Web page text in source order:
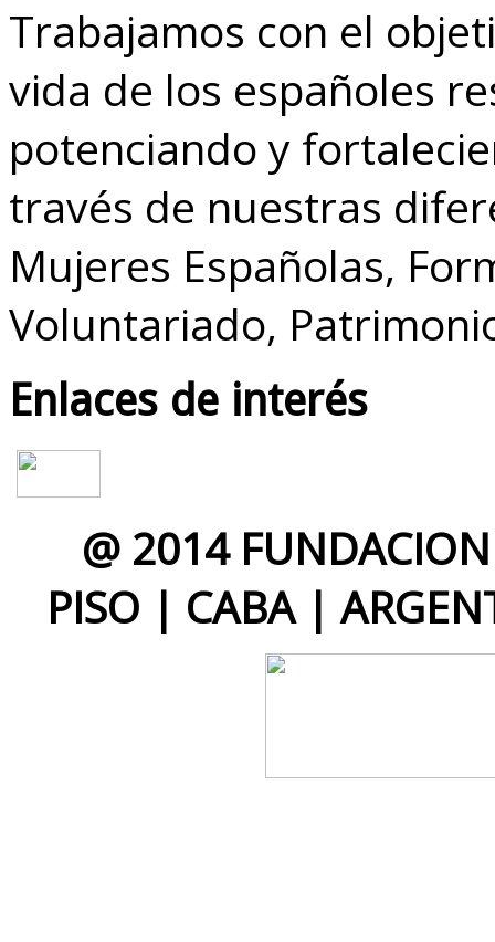
Trabajamos con el
vida de los españoles
potenciando y
través de nuestras
Mujeres Españolas,
Voluntariado,
Enlaces de interés
@ 2014
PISO | CABA |